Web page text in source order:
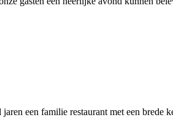
een familie restaurant met een